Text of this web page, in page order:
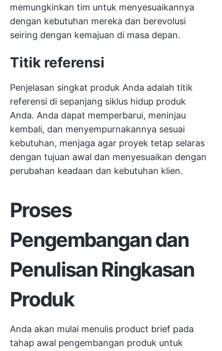
memungkinkan tim untuk menyesuaikannya
dengan kebutuhan mereka dan berevolusi
seiring dengan kemajuan di masa depan.
Titik referensi
Penjelasan singkat produk Anda adalah titik
referensi di sepanjang siklus hidup produk
Anda. Anda dapat memperbarui, meninjau
kembali, dan menyempurnakannya sesuai
kebutuhan, menjaga agar proyek tetap selaras
dengan tujuan awal dan menyesuaikan dengan
perubahan keadaan dan kebutuhan klien.
Proses
Pengembangan dan
Penulisan Ringkasan
Produk
Anda akan mulai menulis product brief pada
tahap awal pengembangan produk untuk